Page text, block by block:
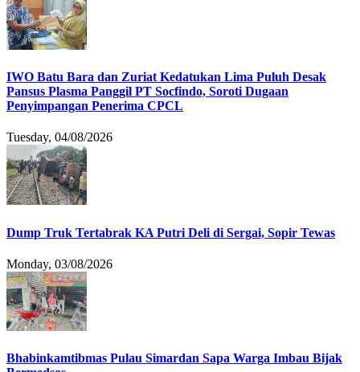
IWO Batu Bara dan Zuriat Kedatukan Lima Puluh Desak
Pansus Plasma Panggil PT Socfindo, Soroti Dugaan
Penyimpangan Penerima CPCL
Tuesday, 04/08/2026
Dump Truk Tertabrak KA Putri Deli di Sergai, Sopir Tewas
Monday, 03/08/2026
Bhabinkamtibmas Pulau Simardan Sapa Warga Imbau Bijak